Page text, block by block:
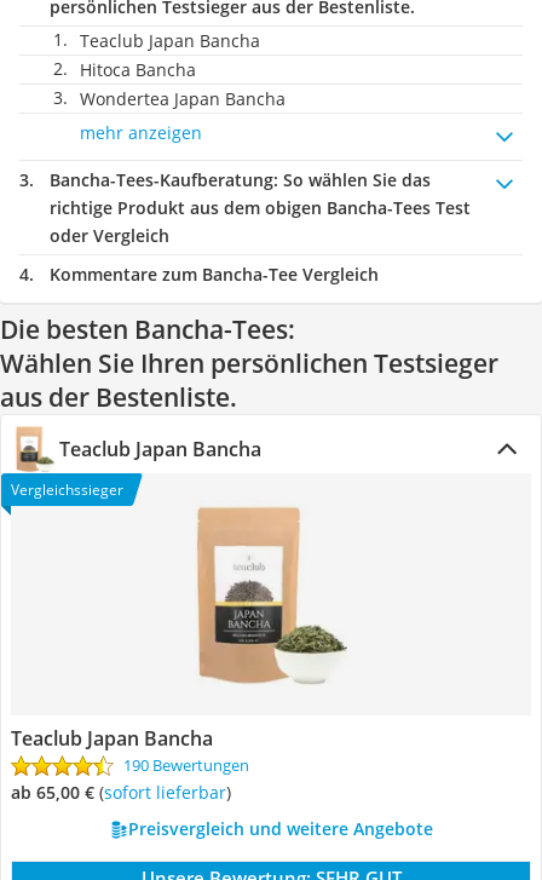
persönlichen Testsieger aus der Bestenliste.
Teaclub Japan Bancha
Hitoca Bancha
Wondertea Japan Bancha
mehr anzeigen
Bancha-Tees-Kaufberatung: So wählen Sie das
richtige Produkt aus dem obigen Bancha-Tees Test
oder Vergleich
Kommentare zum Bancha-Tee Vergleich
Die besten Bancha-Tees:
Wählen Sie Ihren persönlichen Testsieger
aus der Bestenliste.
Teaclub Japan Bancha
Vergleichssieger
Teaclub Japan Bancha
190 Bewertungen
ab 65,00 € ( Sofort lieferbar)
Preisvergleich und weitere Angebote